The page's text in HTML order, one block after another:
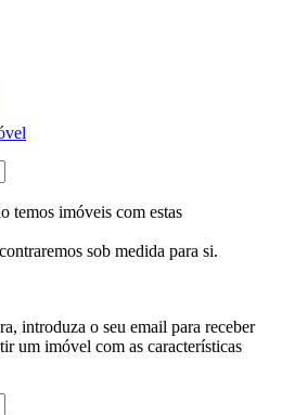
temos imóveis com estas
sob medida para si.
introduza o seu email para receber
um imóvel com as características